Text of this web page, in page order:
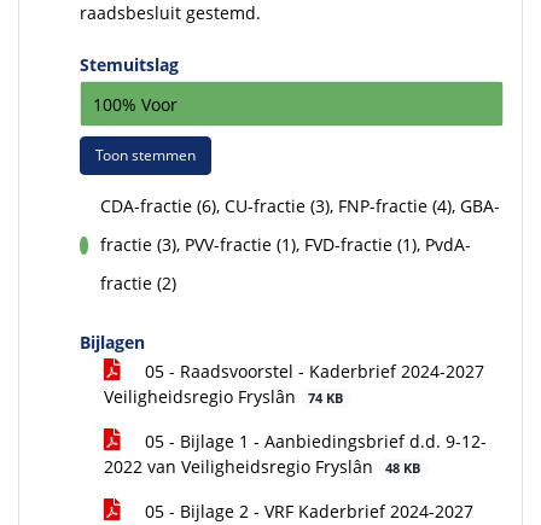
raadsbesluit gestemd.
Stemuitslag
100% Voor
Toon stemmen
voor
CDA-fractie (6), CU-fractie (3), FNP-fractie (4), GBA-
fractie (3), PVV-fractie (1), FVD-fractie (1), PvdA-
fractie (2)
Bijlagen
05 - Raadsvoorstel - Kaderbrief 2024-2027
Veiligheidsregio Fryslân
74 KB
05 - Bijlage 1 - Aanbiedingsbrief d.d. 9-12-
2022 van Veiligheidsregio Fryslân
48 KB
05 - Bijlage 2 - VRF Kaderbrief 2024-2027